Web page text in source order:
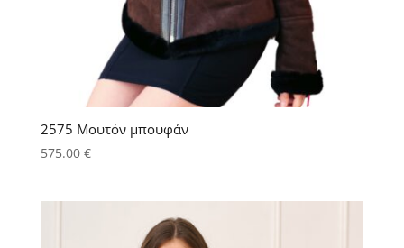
2575 Μουτόν μπουφάν
575.00 €